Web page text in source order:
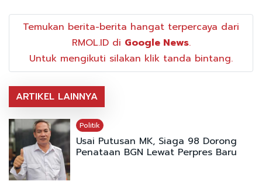
Temukan berita-berita hangat terpercaya dari
RMOL.ID di Google News.
Untuk mengikuti silakan klik tanda bintang.
ARTIKEL LAINNYA
Politik
Usai Putusan MK, Siaga 98 Dorong
Penataan BGN Lewat Perpres Baru